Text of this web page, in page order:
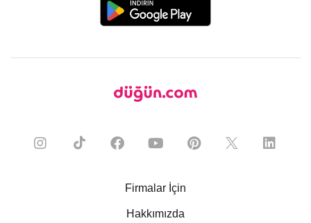
Firmalar İçin
Hakkımızda